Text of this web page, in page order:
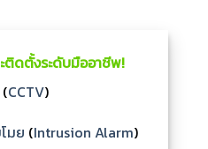
ติดตั้งระดับมืออาชีพ!
(CCTV)
มย (Intrusion Alarm)